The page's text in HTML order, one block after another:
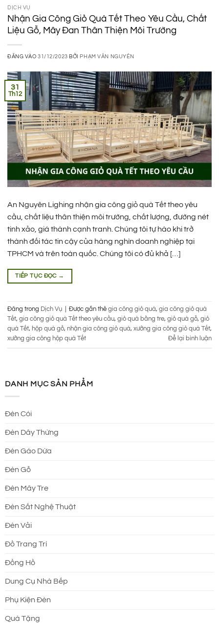
DỊCH VỤ
Nhận Gia Công Giỏ Quà Tết Theo Yêu Cầu, Chất
Liệu Gỗ, Mây Đan Thân Thiện Môi Trường
ĐĂNG VÀO31/12/2023 BỞI PHẠM VĂN NGUYÊN
31
Th12
An Nguyên Lighing nhận gia công giỏ quà Tết theo yêu
cầu, chất liệu thân thiện môi trường, chất lượng, đường nét
tinh xảo, giá thành cạnh tranh. Chúng tôi tự hào khi trở
thành đối tác tin cậy của hàng nghìn doanh nghiệp tại
TPHCM và trên toàn quốc. Chúng tôi có đủ khả […]
TIẾP TỤC ĐỌC →
Đăng trong Dịch Vụ Được gắn thẻ gia công giỏ quà, gia công giỏ quà
Tết, gia công giỏ quà Tết theo yêu cầu, giỏ quà bằng tre, giỏ quà gỗ, giỏ
quà Tết, hộp quà gỗ, nhận gia công giỏ quà, xưởng gia công giỏ quà Tết,
xưởng gia công hộp quà Tết
Để lại bình luận
DANH MỤC SẢN PHẨM
Đèn Cói
Đèn Dây Thừng
Đèn Gáo Dừa
Đèn Gỗ
Đèn Mây Tre
Đèn Sắt Nghệ Thuật
Đèn Vải
Đồ Trang Trí
Đồng Hồ
Dung Cụ Nhà Bếp
Phụ Kiện Đèn
Quà Tặng